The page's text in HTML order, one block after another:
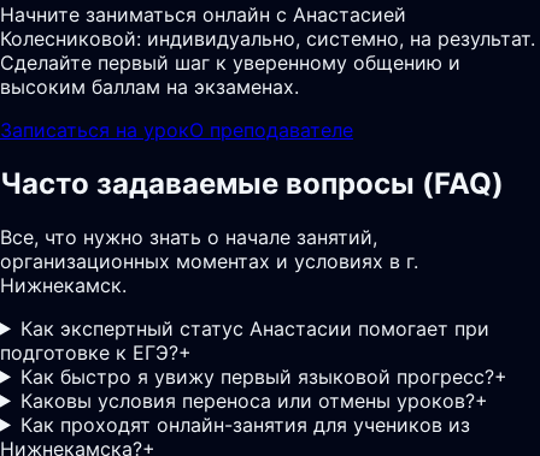
Начните заниматься онлайн с Анастасией
Колесниковой: индивидуально, системно, на результат.
Сделайте первый шаг к уверенному общению и
высоким баллам на экзаменах.
Записаться на урокО преподавателе
Часто задаваемые вопросы (FAQ)
Все, что нужно знать о начале занятий,
организационных моментах и условиях в г.
Нижнекамск.
Как экспертный статус Анастасии помогает при
подготовке к ЕГЭ?+
Как быстро я увижу первый языковой прогресс?+
Каковы условия переноса или отмены уроков?+
Как проходят онлайн-занятия для учеников из
Нижнекамска?+